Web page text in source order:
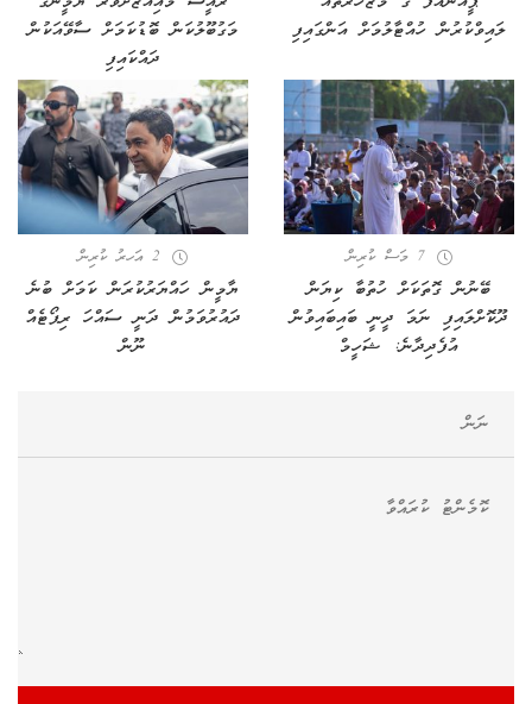
ލައިވްކުރުން ހުއްޓާލުމަށް އަންގައިފި
މަގުބޫލުކަން ބޮޑުކަމަށް ސާވޭއަކުން
ދައްކައިފި
7 މަސް ކުރިން
ބޭނުން ގޮތަކަށް ހުތުބާ ކިޔަން
ދޫކޮށްލައިފި ނަމަ ދީނީ ބައިބައިވުން
އުފެދިދާނެ: ޝަހީމް
2 އަހރު ކުރިން
ޔާމީން ހައްޔަރުކުރަން ކަމަށް ބުނެ
ދައުރުވަމުން ދަނީ ސައްހަ ރިޕޯޓެއް
ނޫން